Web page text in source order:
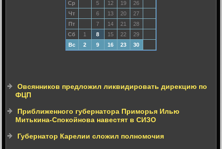
Ср
5 12 19
26
Чт
6 13 20
27
Пт
7 14 21
28
Сб
1 8 15 22
29
Вс
2 9 16 23 30
Овсянников предложил ликвидировать дирекцию по
ФЦП
Приближенного губернатора Приморья Илью
Митькина-Спокойнова навестят в СИЗО
Губернатор Карелии сложил полномочия